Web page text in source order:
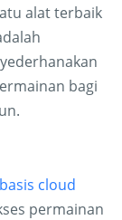
alat terbaik
bagi
cloud
permainan